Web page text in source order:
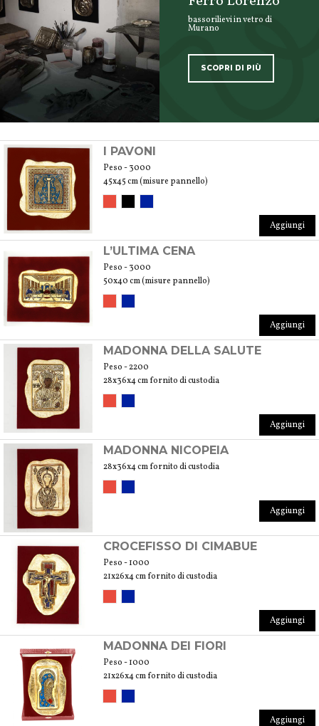
bassorilievi in vetro di
Murano
SCOPRI DI PIÙ
I PAVONI
Peso - 3000
45x45 cm (misure pannello)
Aggiungi
L’ULTIMA CENA
Peso - 3000
50x40 cm (misure pannello)
Aggiungi
MADONNA DELLA SALUTE
Peso - 2200
28x36x4 cm fornito di custodia
Aggiungi
MADONNA NICOPEIA
28x36x4 cm fornito di custodia
Aggiungi
CROCEFISSO DI CIMABUE
Peso - 1000
21x26x4 cm fornito di custodia
Aggiungi
MADONNA DEI FIORI
Peso - 1000
21x26x4 cm fornito di custodia
Aggiungi